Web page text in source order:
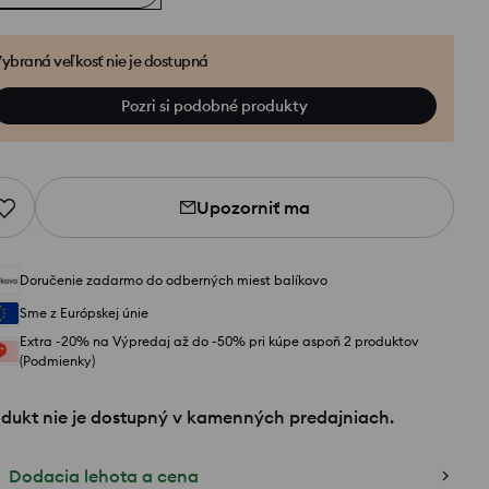
veľkosť nie je dostupná
Pozri si podobné produkty
Upozorniť ma
Doručenie zadarmo do odberných miest balíkovo
Sme z Európskej únie
Extra -20% na Výpredaj až do -50% pri kúpe aspoň 2 produktov
(Podmienky)
nie je dostupný v kamenných predajniach.
Dodacia lehota a cena